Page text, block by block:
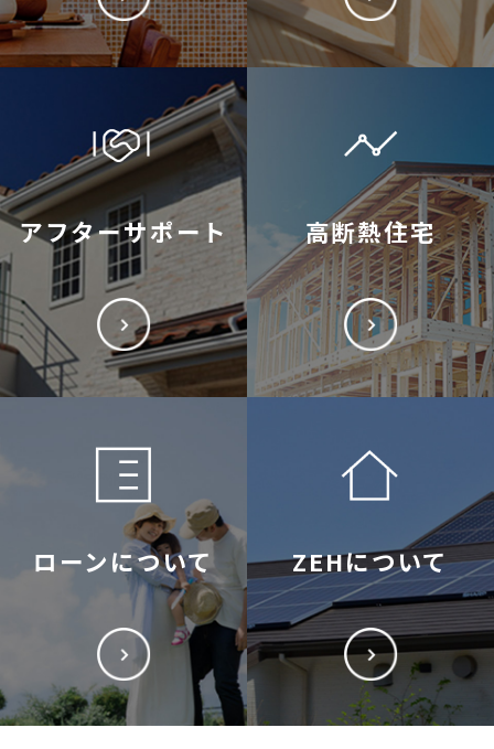
アフターサポート 高断熱住宅
ローンについて ZEHについて